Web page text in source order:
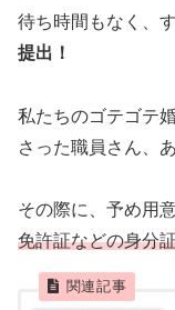
待ち時間もなく、
提出！
私たちのゴテゴテ
さった職員さん、
その際に、予め用
免許証などの身分